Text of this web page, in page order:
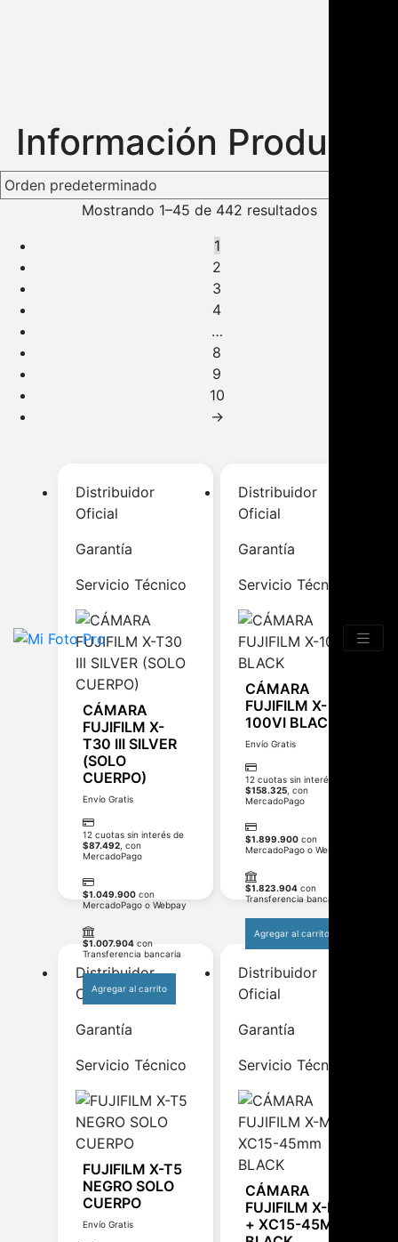
Información Producto
Mostrando 1–45 de 442 resultados
1
2
3
4
…
8
9
10
→
Distribuidor
Oficial
Garantía
Servicio Técnico
CÁMARA
FUJIFILM X-
T30 III SILVER
(SOLO
CUERPO)
Envío Gratis
12 cuotas sin interés de
$87.492 , con
MercadoPago
$1.049.900 con
MercadoPago o Webpay
$1.007.904 con
Transferencia bancaria
Agregar al carrito
Distribuidor
Oficial
Garantía
Servicio Técnico
CÁMARA
FUJIFILM X-
100VI BLACK
Envío Gratis
12 cuotas sin interés de
$158.325 , con
MercadoPago
$1.899.900 con
MercadoPago o Webpay
$1.823.904 con
Transferencia bancaria
Agregar al carrito
Distribuidor
Oficial
Garantía
Servicio Técnico
FUJIFILM X-T5
NEGRO SOLO
CUERPO
Envío Gratis
Distribuidor
Oficial
Garantía
Servicio Técnico
CÁMARA
FUJIFILM X-M5
+ XC15-45MM